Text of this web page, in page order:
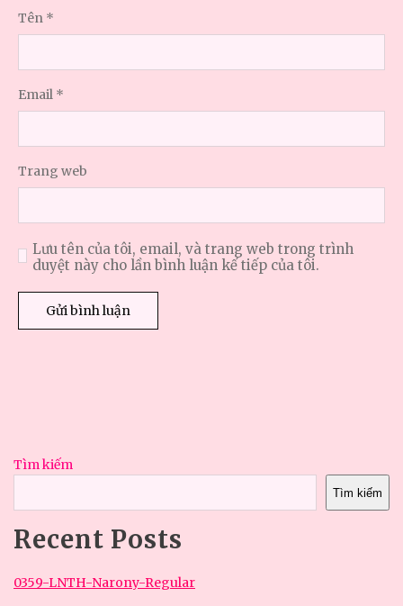
Tên *
Email *
Trang web
Lưu tên của tôi, email, và trang web trong trình
duyệt này cho lần bình luận kế tiếp của tôi.
Tìm kiếm
Tìm kiếm
Recent Posts
0359-LNTH-Narony-Regular